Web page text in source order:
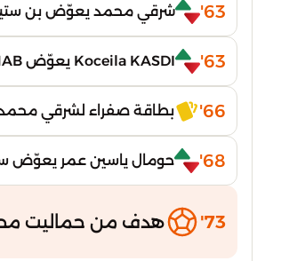
63' شرقي محمد يعوّض بن
63' Koceila KASDI يعوّض WASSIM OUHAB
66' بطاقة صفراء لشرقي
68' حومال ياسين عمر يعوّض
73' هدف من حماليت